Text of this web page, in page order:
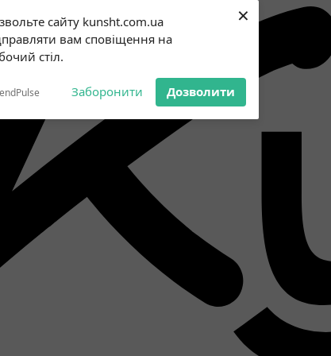
сайту kunsht.com.ua
вам сповіщення на
стіл.
Заборонити Дозволити
×
our
prompts, click
icon